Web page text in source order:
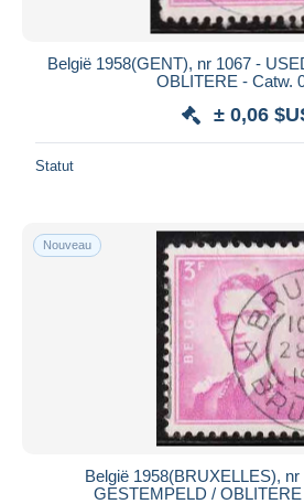
België 1958(GENT), nr 1067 -
OBLITERE - Catw.
± 0,06
Statut
Nouveau
België 1958(BRUXELLES),
GESTEMPELD /